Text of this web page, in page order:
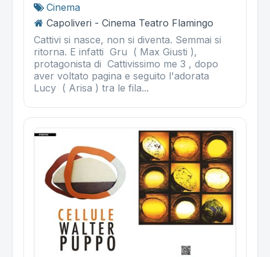
Cinema
Capoliveri - Cinema Teatro Flamingo
Cattivi si nasce, non si diventa. Semmai si
ritorna. E infatti Gru ( Max Giusti ),
protagonista di Cattivissimo me 3 , dopo
aver voltato pagina e seguito l'adorata
Lucy ( Arisa ) tra le fila...